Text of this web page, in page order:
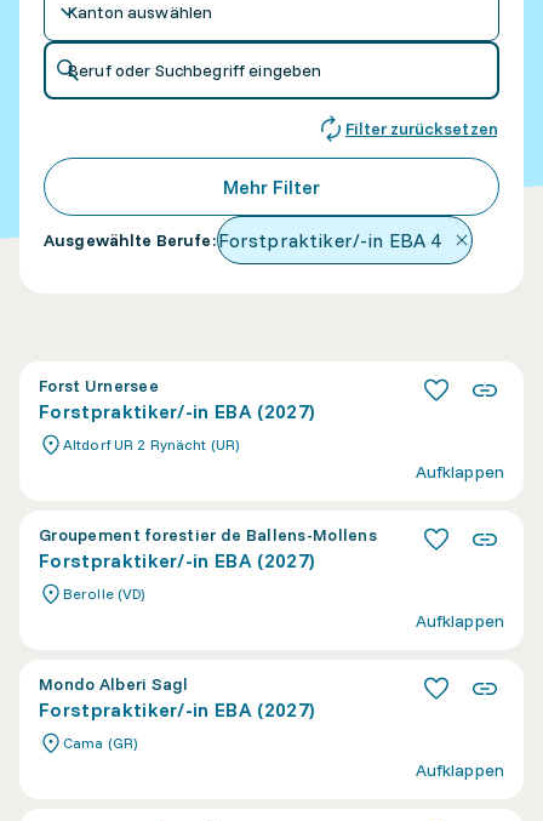
Kanton auswählen
Beruf oder Suchbegriff eingeben
Filter zurücksetzen
Mehr Filter
Ausgewählte Berufe:Forstpraktiker/-in EBA 4
Forst Urnersee
Forstpraktiker/-in EBA (2027)
Altdorf UR 2 Rynächt (UR)
Aufklappen
Groupement forestier de Ballens-Mollens
Forstpraktiker/-in EBA (2027)
Berolle (VD)
Aufklappen
Mondo Alberi Sagl
Forstpraktiker/-in EBA (2027)
Cama (GR)
Aufklappen